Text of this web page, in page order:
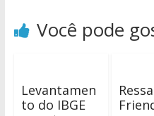
Você pode
Levantamen
to do IBGE